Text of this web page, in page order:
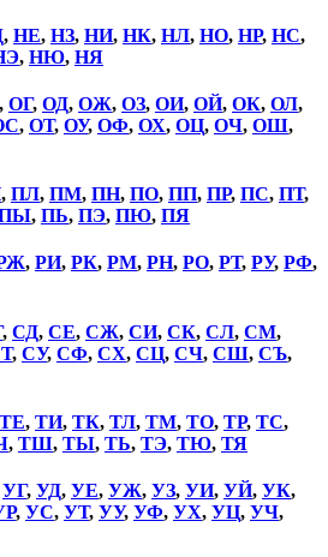
, НЕ, НЗ, НИ, НК, НЛ, НО, НР, НС,
, НЮ, НЯ
, ОГ, ОД, ОЖ, ОЗ, ОИ, ОЙ, ОК, ОЛ,
, ОТ, ОУ, ОФ, ОХ, ОЦ, ОЧ, ОШ,
, ПЛ, ПМ, ПН, ПО, ПП, ПР, ПС, ПТ,
, ПЬ, ПЭ, ПЮ, ПЯ
, РИ, РК, РМ, РН, РО, РТ, РУ, РФ,
, СД, СЕ, СЖ, СИ, СК, СЛ, СМ,
, СУ, СФ, СХ, СЦ, СЧ, СШ, СЪ,
ТЕ, ТИ, ТК, ТЛ, ТМ, ТО, ТР, ТС,
, ТШ, ТЫ, ТЬ, ТЭ, ТЮ, ТЯ
УГ, УД, УЕ, УЖ, УЗ, УИ, УЙ, УК,
, УС, УТ, УУ, УФ, УХ, УЦ, УЧ,